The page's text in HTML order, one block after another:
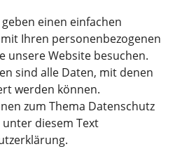
einen einfachen
Ihren personenbezogenen
unsere Website besuchen.
sind alle Daten, mit denen
werden können.
zum Thema Datenschutz
diesem Text